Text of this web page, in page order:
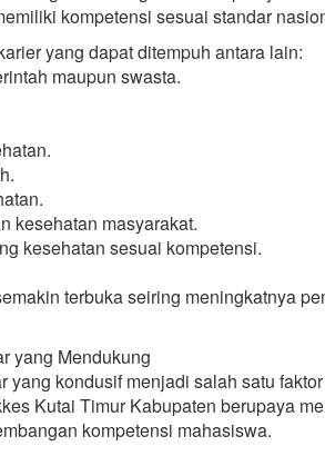
kompetensi sesuai standar
yang dapat ditempuh antara lain:
maupun swasta.
kesehatan masyarakat.
kesehatan sesuai kompetensi.
terbuka seiring meningkatnya
yang Mendukung
yang kondusif menjadi salah satu
Kutai Timur Kabupaten berupaya
kompetensi mahasiswa.